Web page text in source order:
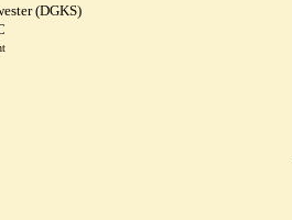
(DGKS)